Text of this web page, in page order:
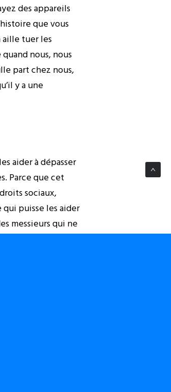
des appareils
que vous
aille tuer les
nous, nous
part chez nous,
y a une
aider à dépasser
Parce que cet
sociaux,
puisse les aider
messieurs qui ne